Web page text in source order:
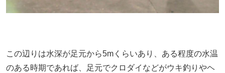
この辺りは水深が足元から5mくらいあり、ある程度の水温
のある時期であれば、足元でクロダイなどがウキ釣りやヘ